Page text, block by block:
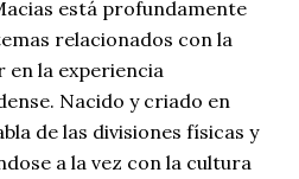
está profundamente
relacionados con la
en la experiencia
Nacido y criado en
de las divisiones físicas y
a la vez con la cultura